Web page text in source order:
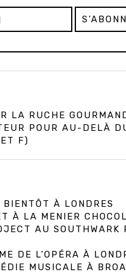
LA RUCHE
POUR AU-DELÀ
F)
À LONDRES
À LA MENIER
AU SOUTHWARK
DE L’OPÉRA À
MUSICALE À